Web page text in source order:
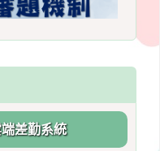
端差勤系統